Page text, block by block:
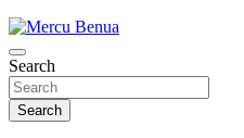
Mercu Benua
Suara Masyarakat Bawah
Search
Search